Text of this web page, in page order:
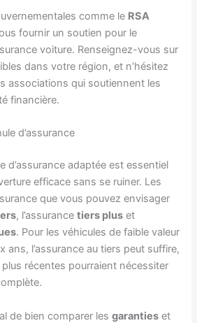
comme le RSA
fournir un soutien pour le
voiture. Renseignez-vous sur
dans votre région, et n’hésitez
associations qui soutiennent les
financière.
d’assurance
d’assurance adaptée est essentiel
efficace sans se ruiner. Les
que vous pouvez envisager
, l’assurancetiers plus et
. Pour les véhicules de faible valeur
ans, l’assurance au tiers peut suffire,
récentes pourraient nécessiter
de bien comparer lesgaranties et